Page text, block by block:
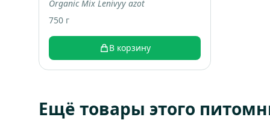
Organic Mix Lenivyy azot
750 г
В корзину
Ещё товары этого